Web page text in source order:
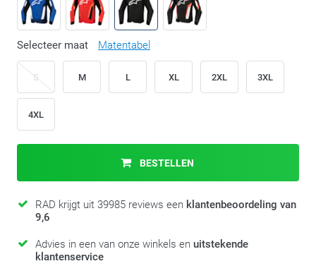
Selecteer maat Matentabel
S M L XL 2XL 3XL
4XL
BESTELLEN
RAD krijgt uit 39985 reviews een klantenbeoordeling van
9,6
Advies in een van onze winkels en uitstekende
klantenservice